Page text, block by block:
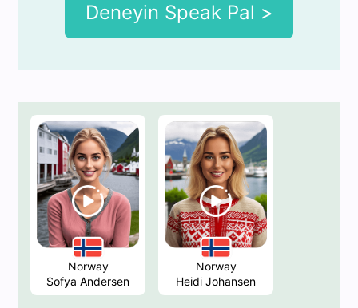
Deneyin Speak Pal >
Norway
Sofya Andersen
Norway
Heidi Johansen